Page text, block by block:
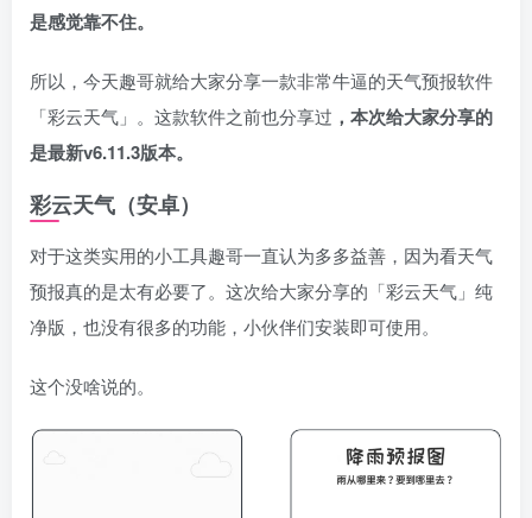
是感觉靠不住。
所以，今天趣哥就给大家分享一款非常牛逼的天气预报软件
「彩云天气」。这款软件之前也分享过 ，本次给大家分享的
是最新v6.11.3版本。
彩云天气（安卓）
对于这类实用的小工具趣哥一直认为多多益善，因为看天气
预报真的是太有必要了。这次给大家分享的「彩云天气」纯
净版，也没有很多的功能，小伙伴们安装即可使用。
这个没啥说的。